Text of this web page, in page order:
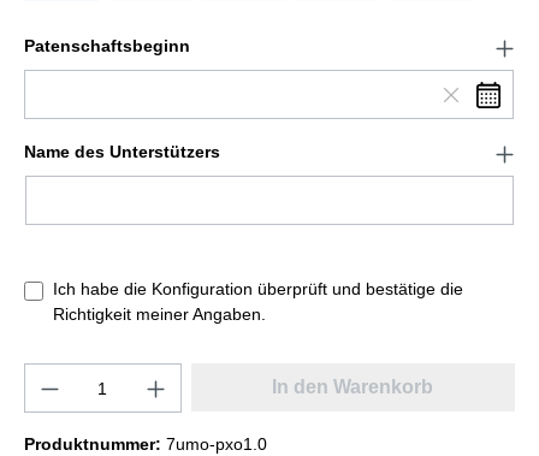
Patenschaftsbeginn
Name des Unterstützers
Ich habe die Konfiguration überprüft und bestätige die
Richtigkeit meiner Angaben.
In den Warenkorb
Produktnummer: 7umo-pxo1.0